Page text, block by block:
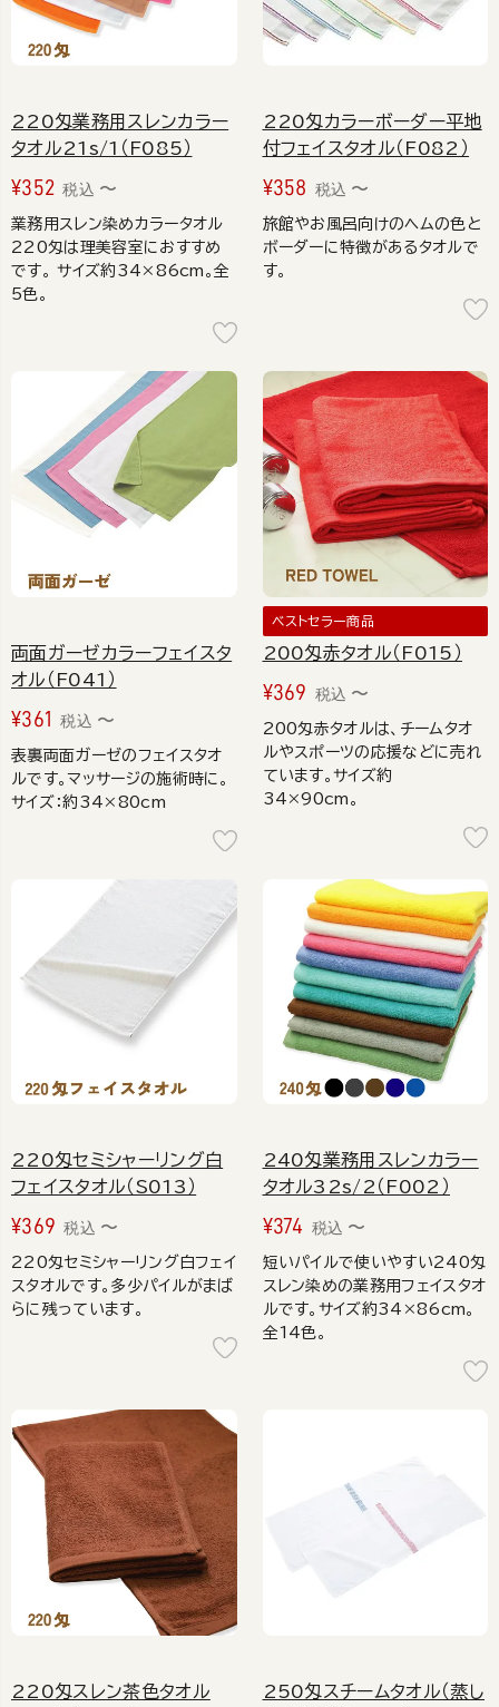
220匁業務用スレンカラー
タオル21s/1（F085）
¥352 税込 〜
業務用スレン染めカラータオル
220匁は理美容室におすすめ
です。 サイズ約34×86cm。全
5色。
220匁カラーボーダー平地
付フェイスタオル（F082）
¥358 税込 〜
旅館やお風呂向けのヘムの色と
ボーダーに特徴があるタオルで
す。
両面ガーゼカラーフェイスタ
オル（F041）
¥361 税込 〜
表裏両面ガーゼのフェイスタオ
ルです。マッサージの施術時に。
サイズ：約34×80cm
ベストセラー商品
200匁赤タオル（F015）
¥369 税込 〜
200匁赤タオルは、チームタオ
ルやスポーツの応援などに売れ
ています。サイズ約
34×90cm。
220匁セミシャーリング白
フェイスタオル（S013）
¥369 税込 〜
220匁セミシャーリング白フェイ
スタオルです。多少パイルがまば
らに残っています。
240匁業務用スレンカラー
タオル32s/2（F002）
¥374 税込 〜
短いパイルで使いやすい240匁
スレン染めの業務用フェイスタオ
ルです。サイズ約34×86cm。
全14色。
220匁スレン茶色タオル
250匁スチームタオル（蒸し